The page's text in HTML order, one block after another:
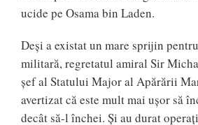
ucide pe Osama bin Laden.
Deși a existat un mare sprijin
militară, regretatul amiral Sir
șef al Statului Major al Apărării
avertizat că este mult mai ușor să
decât să-l închei. Și au durat